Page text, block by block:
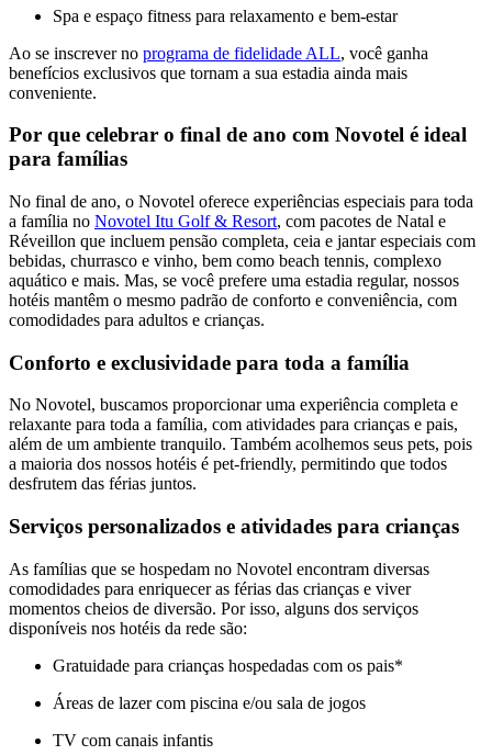
Spa e espaço fitness para relaxamento e bem-estar
Ao se inscrever no programa de fidelidade ALL, você ganha
benefícios exclusivos que tornam a sua estadia ainda mais
conveniente.
Por que celebrar o final de ano com Novotel é ideal
para famílias
No final de ano, o Novotel oferece experiências especiais para toda
a família no Novotel Itu Golf & Resort, com pacotes de Natal e
Réveillon que incluem pensão completa, ceia e jantar especiais com
bebidas, churrasco e vinho, bem como beach tennis, complexo
aquático e mais. Mas, se você prefere uma estadia regular, nossos
hotéis mantêm o mesmo padrão de conforto e conveniência, com
comodidades para adultos e crianças.
Conforto e exclusividade para toda a família
No Novotel, buscamos proporcionar uma experiência completa e
relaxante para toda a família, com atividades para crianças e pais,
além de um ambiente tranquilo. Também acolhemos seus pets, pois
a maioria dos nossos hotéis é pet-friendly, permitindo que todos
desfrutem das férias juntos.
Serviços personalizados e atividades para crianças
As famílias que se hospedam no Novotel encontram diversas
comodidades para enriquecer as férias das crianças e viver
momentos cheios de diversão. Por isso, alguns dos serviços
disponíveis nos hotéis da rede são:
Gratuidade para crianças hospedadas com os pais*
Áreas de lazer com piscina e/ou sala de jogos
TV com canais infantis